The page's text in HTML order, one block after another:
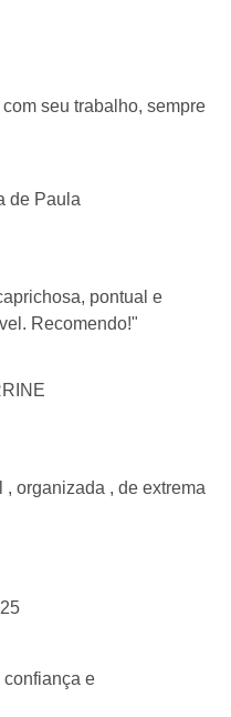
seu trabalho, sempre
de Paula
pontual e
Recomendo!"
organizada , de extrema
confiança e